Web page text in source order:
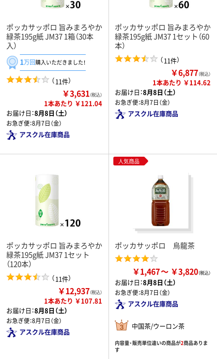
ポッカサッポロ 旨みまろやか
緑茶195g紙 JM37 1箱（30本
入）
1万回購入いただきました！
（11件）
￥3,631（税込）
1本あたり ￥121.04
お届け日：8月8日（土）
お急ぎ便：8月7日（金）
アスクル在庫商品
ポッカサッポロ 旨みまろやか
緑茶195g紙 JM37 1セット（60
本）
（11件）
￥6,877（税込）
1本あたり ￥114.62
お届け日：8月8日（土）
お急ぎ便：8月7日（金）
アスクル在庫商品
ポッカサッポロ 旨みまろやか
緑茶195g紙 JM37 1セット
（120本）
（11件）
￥12,937（税込）
1本あたり ￥107.81
お届け日：8月8日（土）
お急ぎ便：8月7日（金）
アスクル在庫商品
人気商品
ポッカサッポロ 烏龍茶
￥1,467 ￥3,820
お届け日：8月8日（土）
お急ぎ便：8月7日（金）
アスクル在庫商品
中国茶/ウーロン茶
内容量・販売単位違いの商品が2商品ありま
す